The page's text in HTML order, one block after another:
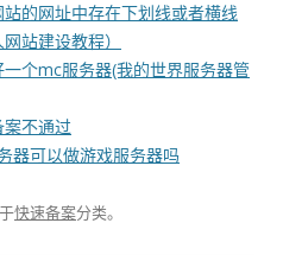
的网址中存在下划线或者横线
站建设教程）
个mc服务器(我的世界服务器管
不通过
器可以做游戏服务器吗
快速备案分类。